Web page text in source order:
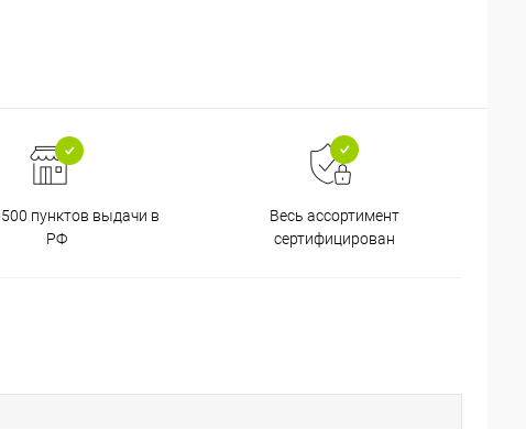
пунктов выдачи в
РФ
Весь ассортимент
сертифицирован